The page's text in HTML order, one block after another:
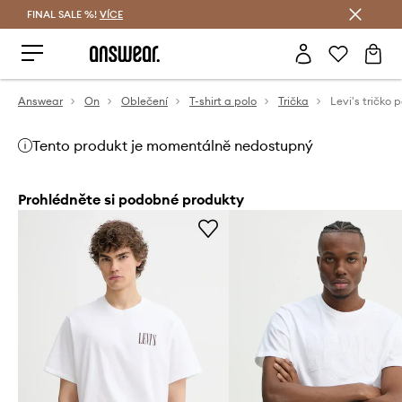
FINAL SALE %! VÍCE
Answear On Oblečení T-shirt a polo Trička
Tento produkt je momentálně nedostupný
Prohlédněte si podobné produkty